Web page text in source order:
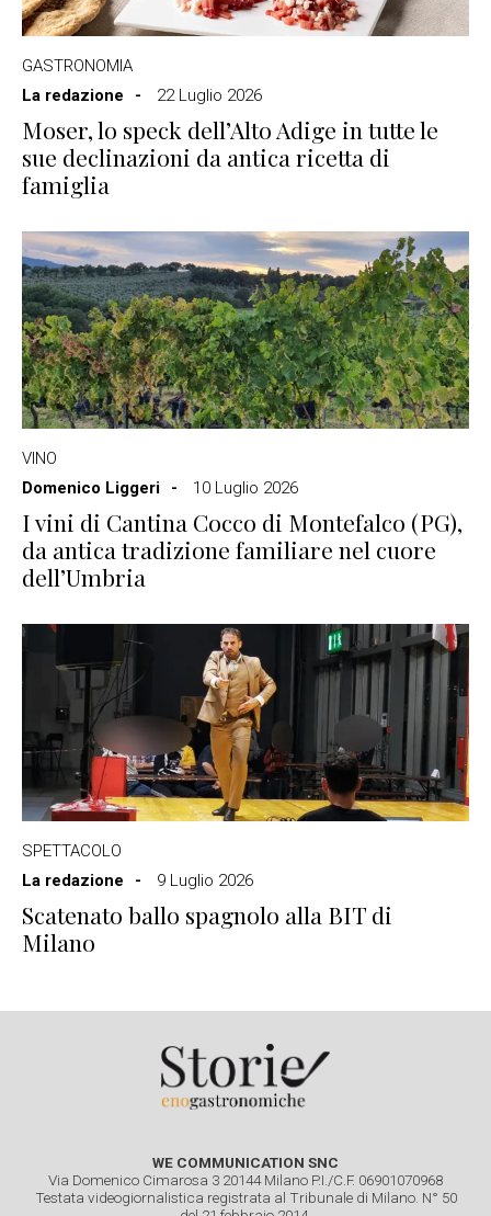
GASTRONOMIA
La redazione
22 Luglio 2026
Moser, lo speck dell’Alto Adige in tutte le
sue declinazioni da antica ricetta di
famiglia
VINO
Domenico Liggeri
10 Luglio 2026
I vini di Cantina Cocco di Montefalco (PG),
da antica tradizione familiare nel cuore
dell’Umbria
SPETTACOLO
La redazione
9 Luglio 2026
Scatenato ballo spagnolo alla BIT di
Milano
WE COMMUNICATION SNC
Via Domenico Cimarosa 3 20144 Milano P.I./C.F. 06901070968
Testata videogiornalistica registrata al Tribunale di Milano. N° 50